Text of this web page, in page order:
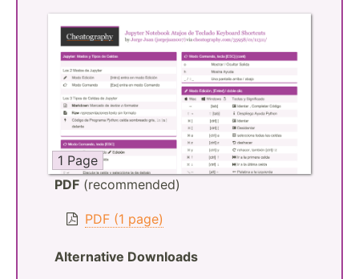
1 Page
PDF (recommended)
PDF (1 page)
Alternative Downloads